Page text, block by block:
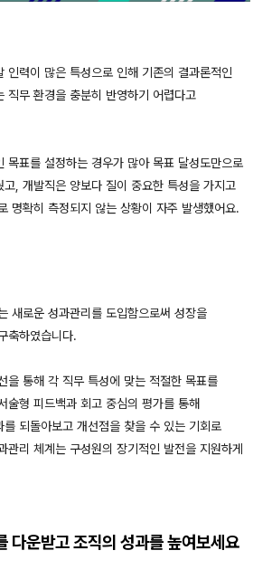
인력이 많은 특성으로 인해 기존의 결과론적인
직무 환경을 충분히 반영하기 어렵다고
목표를 설정하는 경우가 많아 목표 달성도만으로
고, 개발직은 양보다 질이 중요한 특성을 가지고
명확히 측정되지 않는 상황이 자주 발생했어요.
새로운 성과관리를 도입함으로써 성장을
축하였습니다.
을 통해 각 직무 특성에 맞는 적절한 목표를
술형 피드백과 회고 중심의 평가를 통해
를 되돌아보고 개선점을 찾을 수 있는 기회로
관리 체계는 구성원의 장기적인 발전을 지원하게
다운받고 조직의 성과를 높여보세요